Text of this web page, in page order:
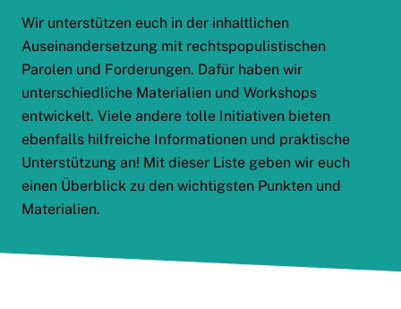
Wir unterstützen euch in der inhaltlichen
Auseinandersetzung mit rechtspopulistischen
Parolen und Forderungen. Dafür haben wir
unterschiedliche Materialien und Workshops
entwickelt. Viele andere tolle Initiativen bieten
ebenfalls hilfreiche Informationen und praktische
Unterstützung an! Mit dieser Liste geben wir euch
einen Überblick zu den wichtigsten Punkten und
Materialien.